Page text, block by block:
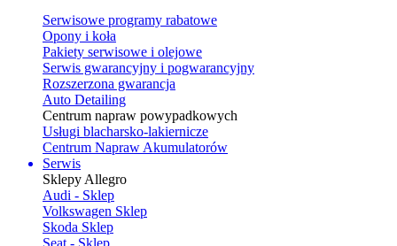
Serwisowe programy rabatowe
Opony i koła
Pakiety serwisowe i olejowe
Serwis gwarancyjny i pogwarancyjny
Rozszerzona gwarancja
Auto Detailing
Centrum napraw powypadkowych
Usługi blacharsko-lakiernicze
Centrum Napraw Akumulatorów
Serwis
Sklepy Allegro
Audi - Sklep
Volkswagen Sklep
Skoda Sklep
Seat - Sklep